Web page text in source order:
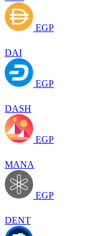
EGP
DAI
EGP
DASH
EGP
MANA
EGP
DENT